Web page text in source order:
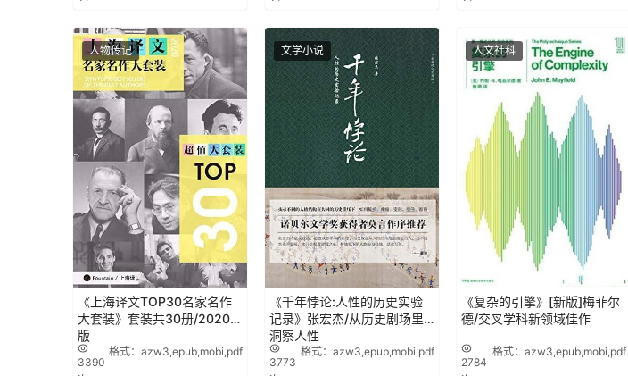
人物传记
《上海译文TOP30名家名作
大套装》套装共30册/2020年
版
3390
格式：azw3,epub,mobi,pdf
文学小说
《千年悖论:人性的历史实验
记录》张宏杰/从历史剧场里
洞察人性
3773
格式：azw3,epub,mobi,pdf
人文社科
《复杂的引擎》[新版]梅菲尔
德/交叉学科新领域佳作
2784
格式：azw3,epub,mobi,pdf